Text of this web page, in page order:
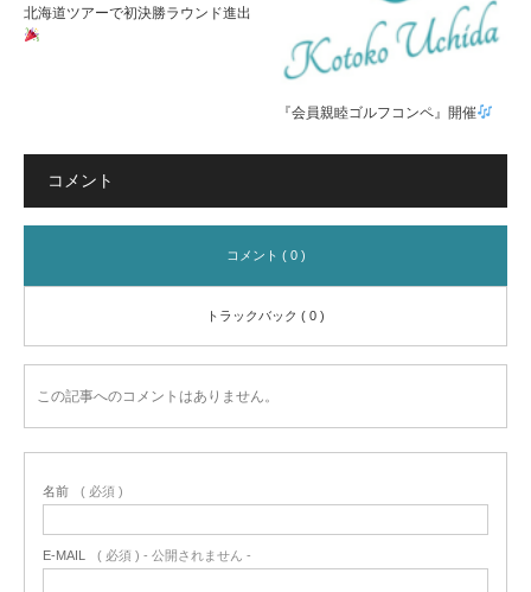
北海道ツアーで初決勝ラウンド進出
『会員親睦ゴルフコンペ』開催
コメント
コメント ( 0 )
トラックバック ( 0 )
この記事へのコメントはありません。
名前 ( 必須 )
E-MAIL ( 必須 ) - 公開されません -